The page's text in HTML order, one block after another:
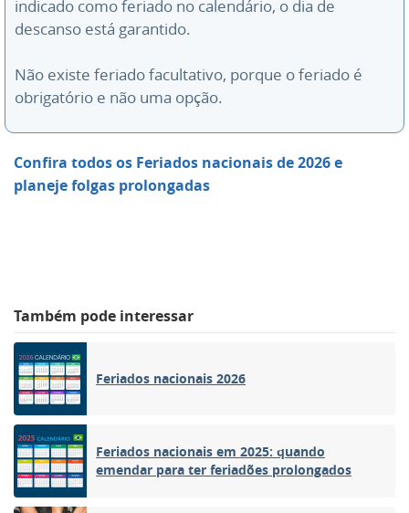
indicado como feriado no calendário, o dia de
descanso está garantido.
Não existe feriado facultativo, porque o feriado é
obrigatório e não uma opção.
Confira todos os Feriados nacionais de 2026 e
planeje folgas prolongadas
Também pode interessar
Feriados nacionais 2026
Feriados nacionais em 2025: quando
emendar para ter feriadões prolongados